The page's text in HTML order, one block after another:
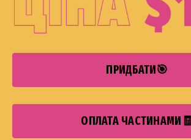
ПРИДБАТИ🎯
ОПЛАТА ЧАСТИНАМИ🧾